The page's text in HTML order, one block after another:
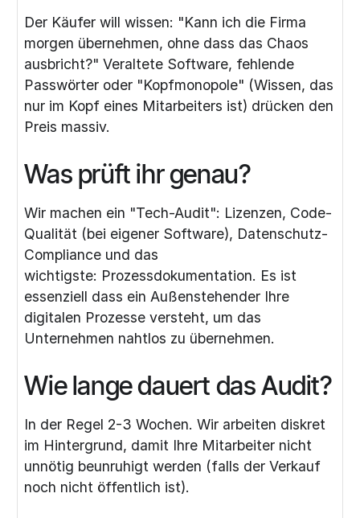
Der Käufer will wissen: "Kann ich die Firma
morgen übernehmen, ohne dass das Chaos
ausbricht?" Veraltete Software, fehlende
Passwörter oder "Kopfmonopole" (Wissen, das
nur im Kopf eines Mitarbeiters ist) drücken den
Preis massiv.
Was prüft ihr genau?
Wir machen ein "Tech-Audit": Lizenzen, Code-
Qualität (bei eigener Software), Datenschutz-
Compliance und das
wichtigste: Prozessdokumentation. Es ist
essenziell dass ein Außenstehender Ihre
digitalen Prozesse versteht, um das
Unternehmen nahtlos zu übernehmen.
Wie lange dauert das Audit?
In der Regel 2-3 Wochen. Wir arbeiten diskret
im Hintergrund, damit Ihre Mitarbeiter nicht
unnötig beunruhigt werden (falls der Verkauf
noch nicht öffentlich ist).